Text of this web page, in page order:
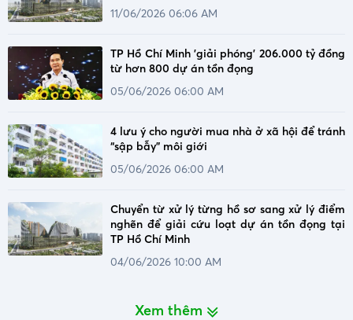
11/06/2026 06:06 AM
TP Hồ Chí Minh 'giải phóng' 206.000 tỷ đồng
từ hơn 800 dự án tồn đọng
05/06/2026 06:00 AM
4 lưu ý cho người mua nhà ở xã hội để tránh
“sập bẫy” môi giới
05/06/2026 06:00 AM
Chuyển từ xử lý từng hồ sơ sang xử lý điểm
nghẽn để giải cứu loạt dự án tồn đọng tại
TP Hồ Chí Minh
04/06/2026 10:00 AM
Xem thêm